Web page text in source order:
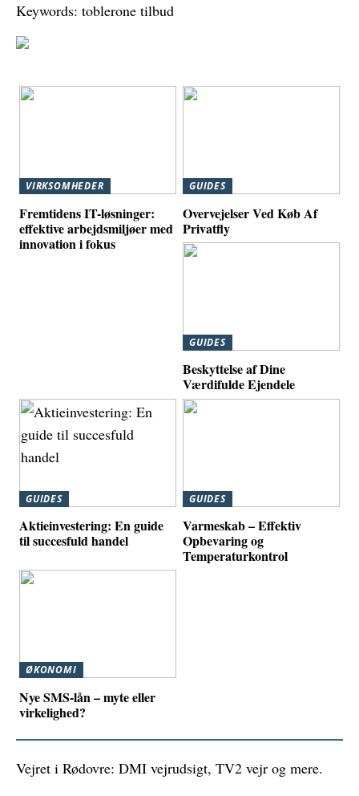
Keywords: toblerone tilbud
VIRKSOMHEDER
Fremtidens IT-løsninger:
effektive arbejdsmiljøer med
innovation i fokus
GUIDES
Overvejelser Ved Køb Af
Privatfly
GUIDES
Beskyttelse af Dine
Værdifulde Ejendele
GUIDES
Aktieinvestering: En guide
til succesfuld handel
GUIDES
Varmeskab – Effektiv
Opbevaring og
Temperaturkontrol
ØKONOMI
Nye SMS-lån – myte eller
virkelighed?
Vejret i Rødovre: DMI vejrudsigt, TV2 vejr og mere.